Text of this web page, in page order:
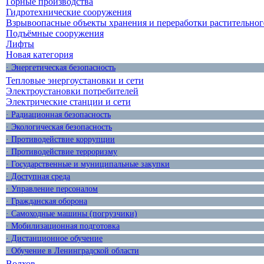
Гидротехнические сооружения
Взрывоопасные объекты хранения и переработки
Подъёмные сооружения
Лифты
Новая категория
· Энергетическая безопасность
Тепловые энергоустановки и сети
Электроустановки потребителей
Электрические станции и сети
· Радиационная безопасность
· Экологическая безопасность
· Противодействие коррупции
· Противодействие терроризму
· Государственные и муниципальные закупки
· Доступная среда
· Управление персоналом
· Гражданская оборона
· Самоходные машины (погрузчики)
· Мобилизационная подготовка
· Дистанционное обучение
· Обучение в Ленинградской области